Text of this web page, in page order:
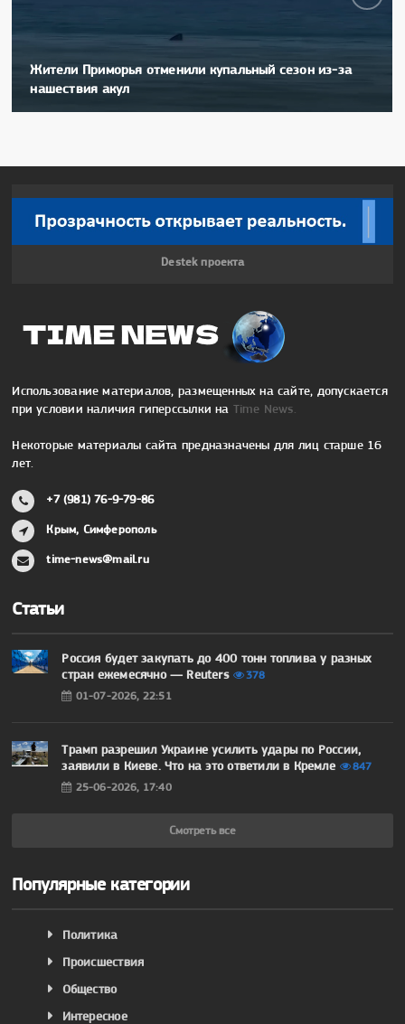
Жители Приморья отменили купальный сезон из-за
нашествия акул
Destek проекта
Использование материалов, размещенных на сайте, допускается
при условии наличия гиперссылки на Time News.
Некоторые материалы сайта предназначены для лиц старше 16
лет.
+7 (981) 76-9-79-86
Крым, Симферополь
time-news@mail.ru
Статьи
Россия будет закупать до 400 тонн топлива у разных
стран ежемесячно — Reuters
378
01-07-2026, 22:51
Трамп разрешил Украине усилить удары по России,
заявили в Киеве. Что на это ответили в Кремле
847
25-06-2026, 17:40
Смотреть все
Популярные категории
Политика
Происшествия
Общество
Интересное